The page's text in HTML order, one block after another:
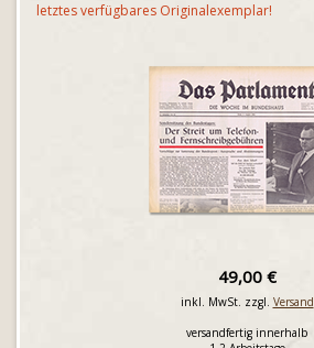
letztes verfügbares Originalexemplar!
49,00 €
inkl. MwSt. zzgl. Versand
versandfertig innerhalb